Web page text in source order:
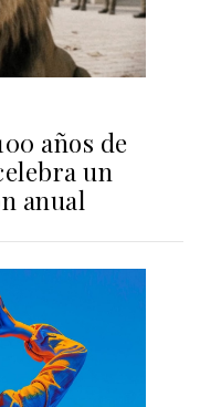
años de
un
anual